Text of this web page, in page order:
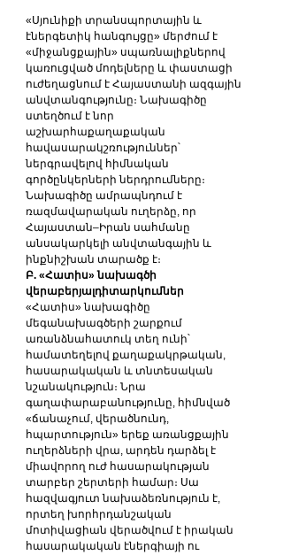
«Սյունիքի տրանսպորտային և
էներգետիկ հանգույցը» մերժում է
«միջանցքային» սպառնալիքներով
կառուցված մոդելները և փաստացի
ուժեղացնում է Հայաստանի ազգային
անվտանգությունը։ Նախագիծը
ստեղծում է նոր
աշխարհաքաղաքական
հավասարակշռություններ՝
ներգրավելով հիմնական
գործընկերների ներդրումները։
Նախագիծը ամրապնդում է
ռազմավարական ուղերձը, որ
Հայաստան–Իրան սահմանը
անսակարկելի անվտանգային և
ինքնիշխան տարածք է։
Բ. «Հատիս» նախագծի
վերաբերյալդիտարկումներ
«Հատիս» նախագիծը
մեգանախագծերի շարքում
առանձնահատուկ տեղ ունի՝
համատեղելով քաղաքակրթական,
հասարակական և տնտեսական
նշանակություն։ Նրա
գաղափարաբանությունը, հիմնված
«ճանաչում, վերածնունդ,
հպարտություն» երեք առանցքային
ուղերձների վրա, արդեն դարձել է
միավորող ուժ հասարակության
տարբեր շերտերի համար։ Սա
հազվագյուտ նախաձեռնություն է,
որտեղ խորհրդանշական
մոտիվացիան վերածվում է իրական
հասարակական էներգիայի ու